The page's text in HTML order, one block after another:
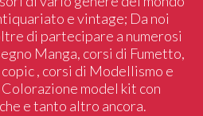
e vintage; Da noi
di partecipare a numerosi
Manga, corsi di Fumetto,
, corsi di Modellismo e
model kit con
e tanto altro ancora.